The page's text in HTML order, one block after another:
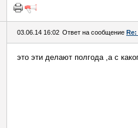
03.06.14 16:02 Ответ на сообщение
это эти делают полгода ,а с